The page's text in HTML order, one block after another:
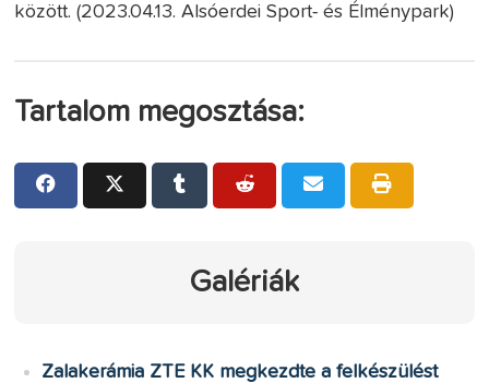
között. (2023.04.13. Alsóerdei Sport- és Élménypark)
Tartalom megosztása:
Galériák
Zalakerámia ZTE KK megkezdte a felkészülést